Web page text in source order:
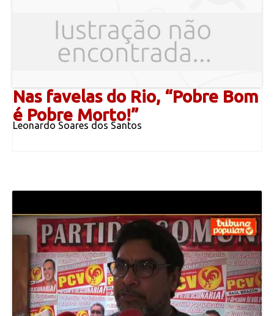
Nas favelas do Rio, “Pobre Bom
é Pobre Morto!”
Leonardo Soares dos Santos